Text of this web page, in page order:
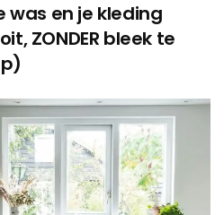
was en je kleding
ZONDER bleek te